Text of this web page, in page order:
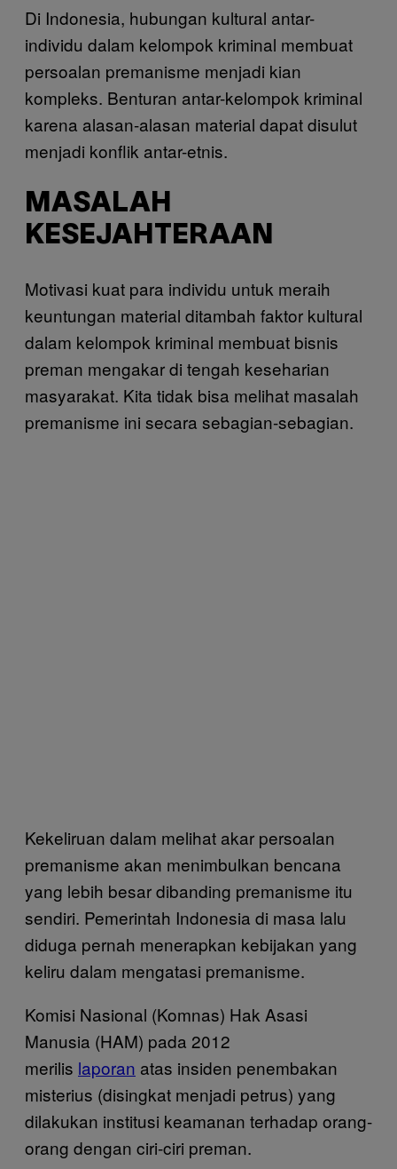
Di Indonesia, hubungan kultural antar-
individu dalam kelompok kriminal membuat
persoalan premanisme menjadi kian
kompleks. Benturan antar-kelompok kriminal
karena alasan-alasan material dapat disulut
menjadi konflik antar-etnis.
MASALAH
KESEJAHTERAAN
Motivasi kuat para individu untuk meraih
keuntungan material ditambah faktor kultural
dalam kelompok kriminal membuat bisnis
preman mengakar di tengah keseharian
masyarakat. Kita tidak bisa melihat masalah
premanisme ini secara sebagian-sebagian.
Kekeliruan dalam melihat akar persoalan
premanisme akan menimbulkan bencana
yang lebih besar dibanding premanisme itu
sendiri. Pemerintah Indonesia di masa lalu
diduga pernah menerapkan kebijakan yang
keliru dalam mengatasi premanisme.
Komisi Nasional (Komnas) Hak Asasi
Manusia (HAM) pada 2012
merilis laporan atas insiden penembakan
misterius (disingkat menjadi petrus) yang
dilakukan institusi keamanan terhadap orang-
orang dengan ciri-ciri preman.